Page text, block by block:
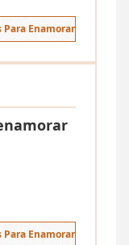
Para Enamorar
Para Enamorar